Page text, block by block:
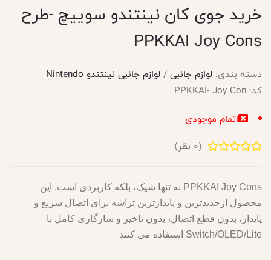
خرید جوی کان نینتندو سوییچ -طرح
PPKKAI Joy Cons
دسته بندی: لوازم جانبی/لوازم جانبی نینتندو Nintendo
کد: PPKKAI- Joy Con
اتمام موجودی
(
0 نظر)
PPKKAI Joy Cons نه تنها شیک، بلکه کاربردی است. این
محصول ازجدیدترین و پایدارترین تراشه برای اتصال سریع و
پایدار، بدون قطع اتصال، بدون تاخیر و سازگاری کامل با
Switch/OLED/Lite استفاده می کنند